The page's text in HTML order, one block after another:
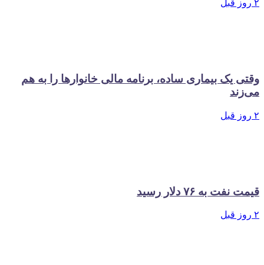
یک بیماری ساده، برنامه مالی خانوارها را به هم
به ۷۶ دلار رسید